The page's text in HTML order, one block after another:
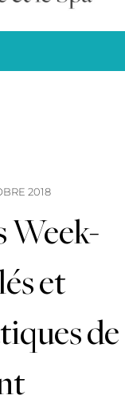
2018
Week-
et
de